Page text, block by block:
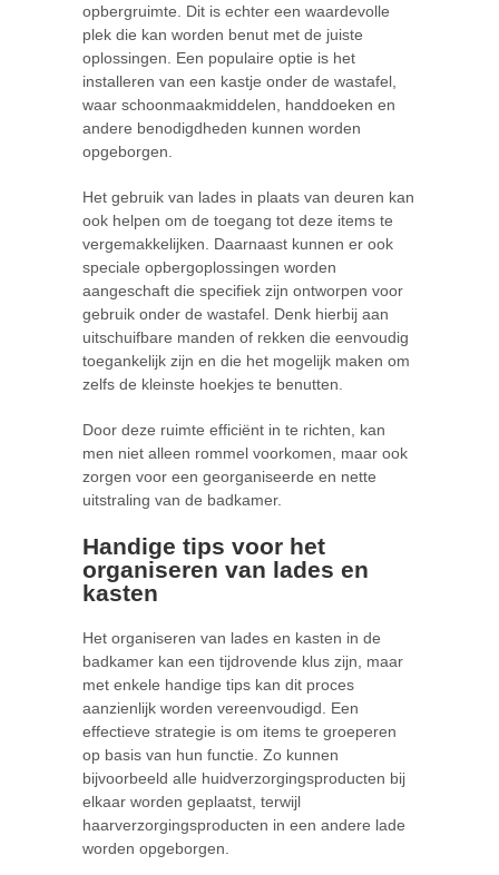
opbergruimte. Dit is echter een waardevolle
plek die kan worden benut met de juiste
oplossingen. Een populaire optie is het
installeren van een kastje onder de wastafel,
waar schoonmaakmiddelen, handdoeken en
andere benodigdheden kunnen worden
opgeborgen.
Het gebruik van lades in plaats van deuren kan
ook helpen om de toegang tot deze items te
vergemakkelijken. Daarnaast kunnen er ook
speciale opbergoplossingen worden
aangeschaft die specifiek zijn ontworpen voor
gebruik onder de wastafel. Denk hierbij aan
uitschuifbare manden of rekken die eenvoudig
toegankelijk zijn en die het mogelijk maken om
zelfs de kleinste hoekjes te benutten.
Door deze ruimte efficiënt in te richten, kan
men niet alleen rommel voorkomen, maar ook
zorgen voor een georganiseerde en nette
uitstraling van de badkamer.
Handige tips voor het
organiseren van lades en
kasten
Het organiseren van lades en kasten in de
badkamer kan een tijdrovende klus zijn, maar
met enkele handige tips kan dit proces
aanzienlijk worden vereenvoudigd. Een
effectieve strategie is om items te groeperen
op basis van hun functie. Zo kunnen
bijvoorbeeld alle huidverzorgingsproducten bij
elkaar worden geplaatst, terwijl
haarverzorgingsproducten in een andere lade
worden opgeborgen.